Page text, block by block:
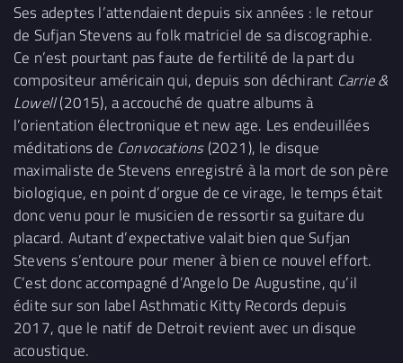
Ses adeptes l’attendaient depuis six années : le retour
de Sufjan Stevens au folk matriciel de sa discographie.
Ce n’est pourtant pas faute de fertilité de la part du
compositeur américain qui, depuis son déchirant Carrie &
Lowell(2015), a accouché de quatre albums à
l’orientation électronique et new age. Les endeuillées
méditations de Convocations(2021), le disque
maximaliste de Stevens enregistré à la mort de son père
biologique, en point d’orgue de ce virage, le temps était
donc venu pour le musicien de ressortir sa guitare du
placard. Autant d’expectative valait bien que Sufjan
Stevens s’entoure pour mener à bien ce nouvel effort.
C’est donc accompagné d’Angelo De Augustine, qu’il
édite sur son label Asthmatic Kitty Records depuis
2017, que le natif de Detroit revient avec un disque
acoustique.